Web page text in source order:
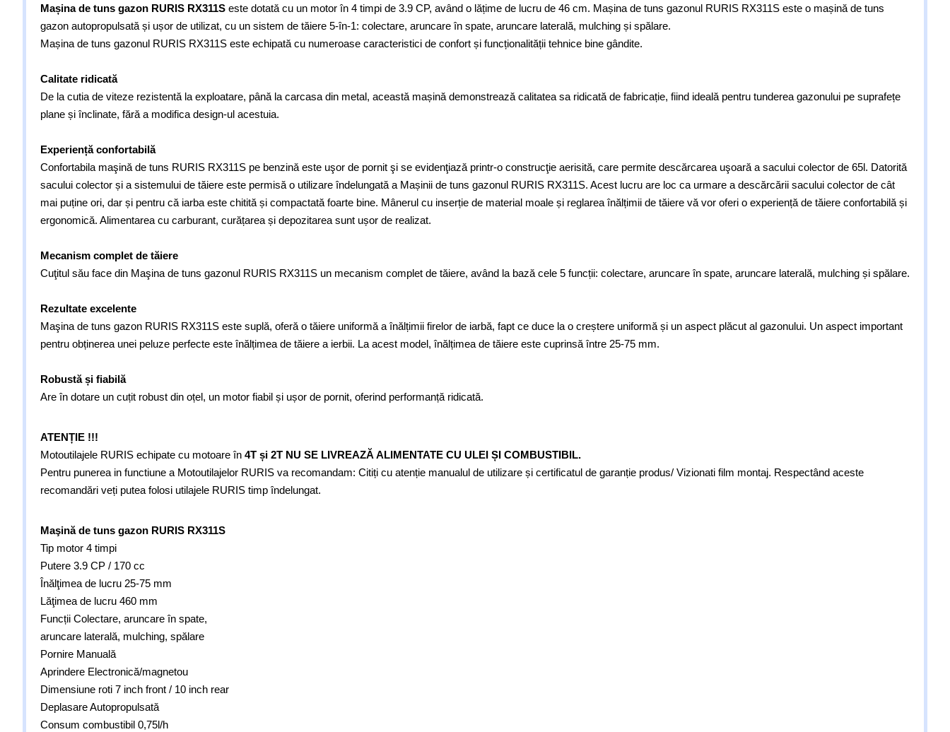
Mașina de tuns gazon RURIS RX311S este dotată cu un motor în 4 timpi de 3.9 CP, având o lățime de lucru de 46 cm. Mașina de tuns gazonul RURIS RX311S este o mașină de tuns
gazon autopropulsată și ușor de utilizat, cu un sistem de tăiere 5-în-1: colectare, aruncare în spate, aruncare laterală, mulching și spălare.
Mașina de tuns gazonul RURIS RX311S este echipată cu numeroase caracteristici de confort și funcționalității tehnice bine gândite.
Calitate ridicată
De la cutia de viteze rezistentă la exploatare, până la carcasa din metal, această mașină demonstrează calitatea sa ridicată de fabricație, fiind ideală pentru tunderea gazonului pe suprafețe
plane și înclinate, fără a modifica design-ul acestuia.
Experiență confortabilă
Confortabila maşină de tuns RURIS RX311S pe benzină este uşor de pornit şi se evidenţiază printr-o construcţie aerisită, care permite descărcarea uşoară a sacului colector de 65l. Datorită
sacului colector și a sistemului de tăiere este permisă o utilizare îndelungată a Mașinii de tuns gazonul RURIS RX311S. Acest lucru are loc ca urmare a descărcării sacului colector de cât
mai puține ori, dar și pentru că iarba este chitită și compactată foarte bine. Mânerul cu inserție de material moale și reglarea înălțimii de tăiere vă vor oferi o experiență de tăiere confortabilă și
ergonomică. Alimentarea cu carburant, curățarea și depozitarea sunt ușor de realizat.
Mecanism complet de tăiere
Cuţitul său face din Maşina de tuns gazonul RURIS RX311S un mecanism complet de tăiere, având la bază cele 5 funcții: colectare, aruncare în spate, aruncare laterală, mulching și spălare.
Rezultate excelente
Maşina de tuns gazon RURIS RX311S este suplă, oferă o tăiere uniformă a înălțimii firelor de iarbă, fapt ce duce la o creștere uniformă și un aspect plăcut al gazonului. Un aspect important
pentru obținerea unei peluze perfecte este înălțimea de tăiere a ierbii. La acest model, înălțimea de tăiere este cuprinsă între 25-75 mm.
Robustă și fiabilă
Are în dotare un cuțit robust din oțel, un motor fiabil și ușor de pornit, oferind performanță ridicată.
ATENȚIE !!!
Motoutilajele RURIS echipate cu motoare în 4T și 2T NU SE LIVREAZĂ ALIMENTATE CU ULEI ȘI COMBUSTIBIL.
Pentru punerea in functiune a Motoutilajelor RURIS va recomandam: Citiți cu atenție manualul de utilizare și certificatul de garanție produs/ Vizionati film montaj. Respectând aceste
recomandări veți putea folosi utilajele RURIS timp îndelungat.
Maşină de tuns gazon RURIS RX311S
Tip motor 4 timpi
Putere 3.9 CP / 170 cc
Înălţimea de lucru 25-75 mm
Lăţimea de lucru 460 mm
Funcții Colectare, aruncare în spate,
aruncare laterală, mulching, spălare
Pornire Manuală
Aprindere Electronică/magnetou
Dimensiune roti 7 inch front / 10 inch rear
Deplasare Autopropulsată
Consum combustibil 0,75l/h